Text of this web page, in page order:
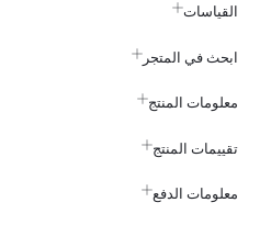
القياسات
ابحث في المتجر
معلومات المنتج
تقييمات المنتج
معلومات الدفع